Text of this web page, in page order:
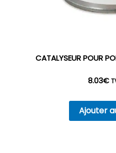
CATALYSEUR POUR
8.03€
Ajouter